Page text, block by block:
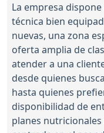
La empresa
técnica bien
nuevas, una zona
oferta amplia de
atender a una
desde quienes
hasta quienes
disponibilidad de
planes